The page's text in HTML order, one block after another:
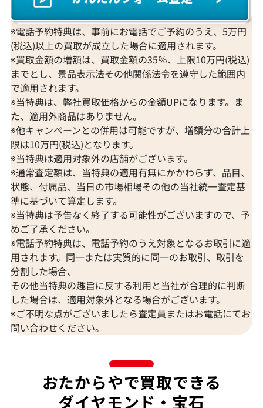
参考買取価格
375,000円
2026年3月11日時点
361,000円
2026年2月10日
Pt･Pm900 スターサファイア・ダイヤモ
ンド リング 10.17・0.84ct
参考買取価格
318,000円
2026年3月10日時点
ンド リング
参考買取価格
2026年6月11日
※電話予約特典は、事前にお電話でご予約のうえ、5万円
(税込)以上の買取が成立した場合に適用されます。
※買取金額の増額は、買取金額の35％、上限10万円(税込)
までとし、景品表示法その他関係法令を遵守した範囲内
で適用されます。
※当特典は、弊社買取価格からの金額UPになります。ま
た、適用外商品はありません。
※他キャンペーンとの併用は可能ですが、増額分の合計上
限は10万円(税込)となります。
※当特典は適用対象外の店舗がございます。
※通常査定額は、当特典の適用有無にかかわらず、品目、
状態、付属品、当日の市場相場その他の当社統一査定基
準に基づいて算定します。
※当特典は予告なく終了する可能性がございますので、予
めご了承ください。
※電話予約特典は、電話予約のうえ対象となるお取引に適
用されます。同一または実質的に同一のお取引、取引を
分割した場合、
その他当特典の趣旨に反する利用と当社が合理的に判断
した場合は、適用対象外となる場合がございます。
※ご不明な点がございましたら査定員またはお電話にてお
問い合わせください。
おたからやで買取できる
ダイヤモンド・宝石